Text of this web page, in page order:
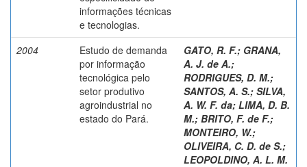
informações técnicas
e tecnologias.
2004
Estudo de demanda
por informação
tecnológica pelo
setor produtivo
agroindustrial no
estado do Pará.
GATO, R. F.; GRANA,
A. J. de A.;
RODRIGUES, D. M.;
SANTOS, A. S.; SILVA,
A. W. F. da; LIMA, D. B.
M.; BRITO, F. de F.;
MONTEIRO, W.;
OLIVEIRA, C. D. de S.;
LEOPOLDINO, A. L. M.